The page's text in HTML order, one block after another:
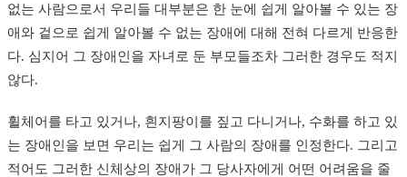
없는 사람으로서 우리들 대부분은 한 눈에 쉽게 알아볼 수 있는 장
애와 겉으로 쉽게 알아볼 수 없는 장애에 대해 전혀 다르게 반응한
다. 심지어 그 장애인을 자녀로 둔 부모들조차 그러한 경우도 적지
않다.
휠체어를 타고 있거나, 흰지팡이를 짚고 다니거나, 수화를 하고 있
는 장애인을 보면 우리는 쉽게 그 사람의 장애를 인정한다. 그리고
적어도 그러한 신체상의 장애가 그 당사자에게 어떤 어려움을 줄